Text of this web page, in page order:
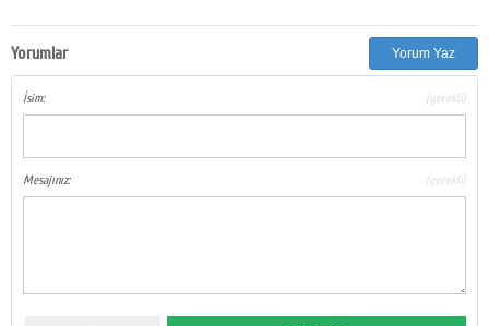
Yorumlar Yorum Yaz
İsim: (gerekli)
Mesajınız: (gerekli)